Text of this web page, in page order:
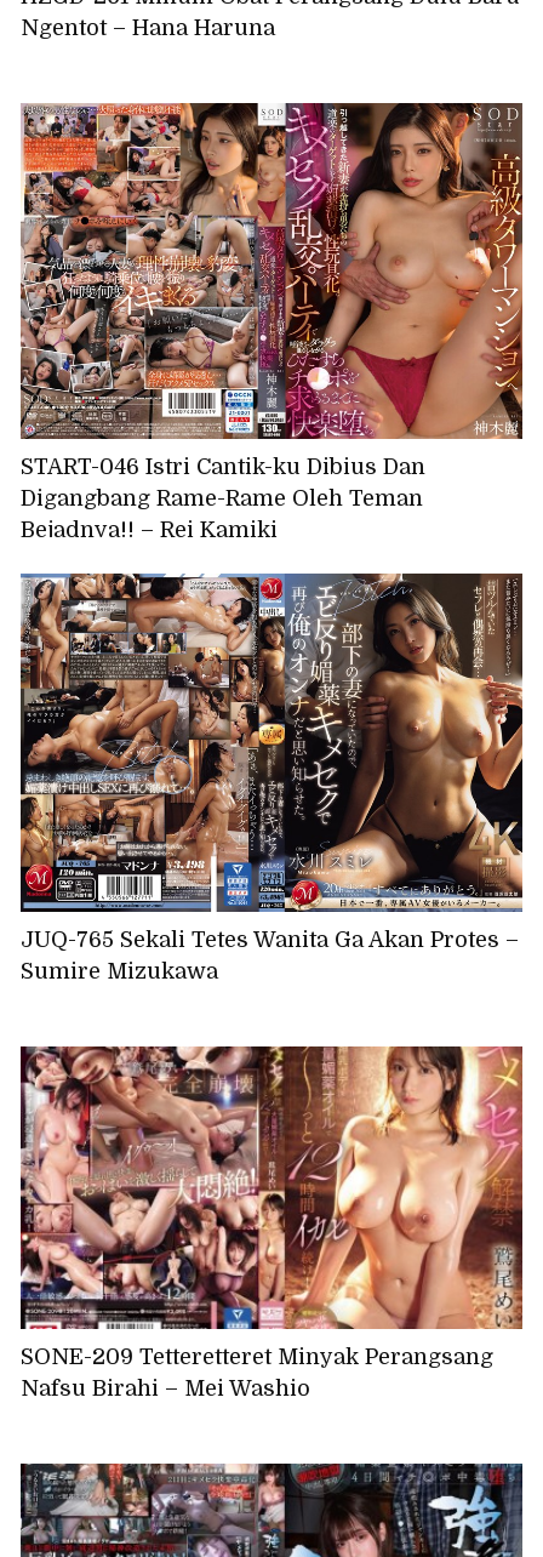
Ngentot – Hana Haruna
START-046 Istri Cantik-ku Dibius Dan
Digangbang Rame-Rame Oleh Teman
Bejadnya!! – Rei Kamiki
JUQ-765 Sekali Tetes Wanita Ga Akan Protes –
Sumire Mizukawa
SONE-209 Tetteretteret Minyak Perangsang
Nafsu Birahi – Mei Washio